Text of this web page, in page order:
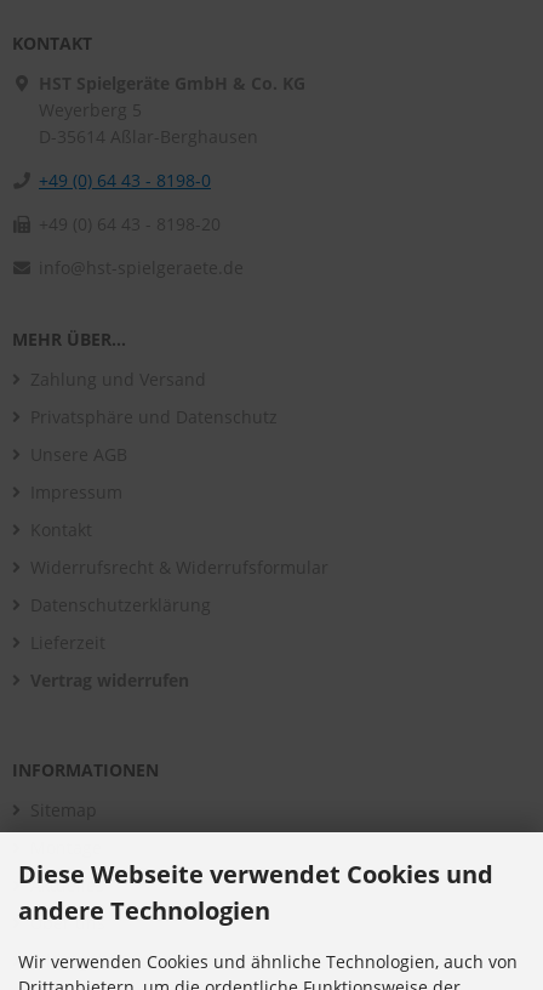
KONTAKT
HST Spielgeräte GmbH & Co. KG
Weyerberg 5
D-35614 Aßlar-Berghausen
+49 (0) 64 43 - 8198-0
+49 (0) 64 43 - 8198-20
info@hst-spielgeraete.de
MEHR ÜBER...
Zahlung und Versand
Privatsphäre und Datenschutz
Unsere AGB
Impressum
Kontakt
Widerrufsrecht & Widerrufsformular
Datenschutzerklärung
Lieferzeit
Vertrag widerrufen
INFORMATIONEN
Sitemap
Aktuelles
Über uns
Bildergalerie
Diese Webseite verwendet Cookies und
andere Technologien
Wir verwenden Cookies und ähnliche Technologien, auch von